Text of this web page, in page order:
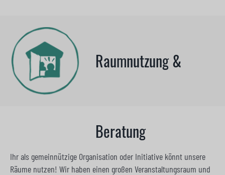
Raumnutzung &
Beratung
Ihr als gemeinnützige Organisation oder Initiative könnt unsere
Räume nutzen! Wir haben einen großen Veranstaltungsraum und